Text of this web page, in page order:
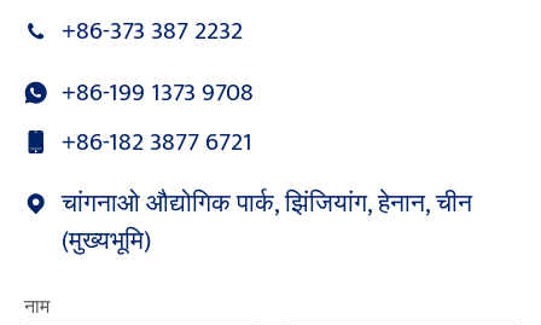
+86-373 387 2232
+86-199 1373 9708
+86-182 3877 6721
चांगनाओ औद्योगिक पार्क, झिंजियांग, हेनान, चीन
(मुख्यभूमि)
नाम